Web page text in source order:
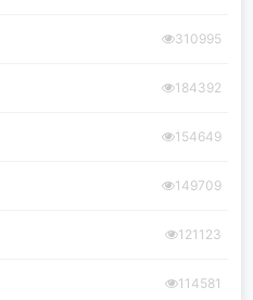
310995
184392
154649
149709
121123
114581